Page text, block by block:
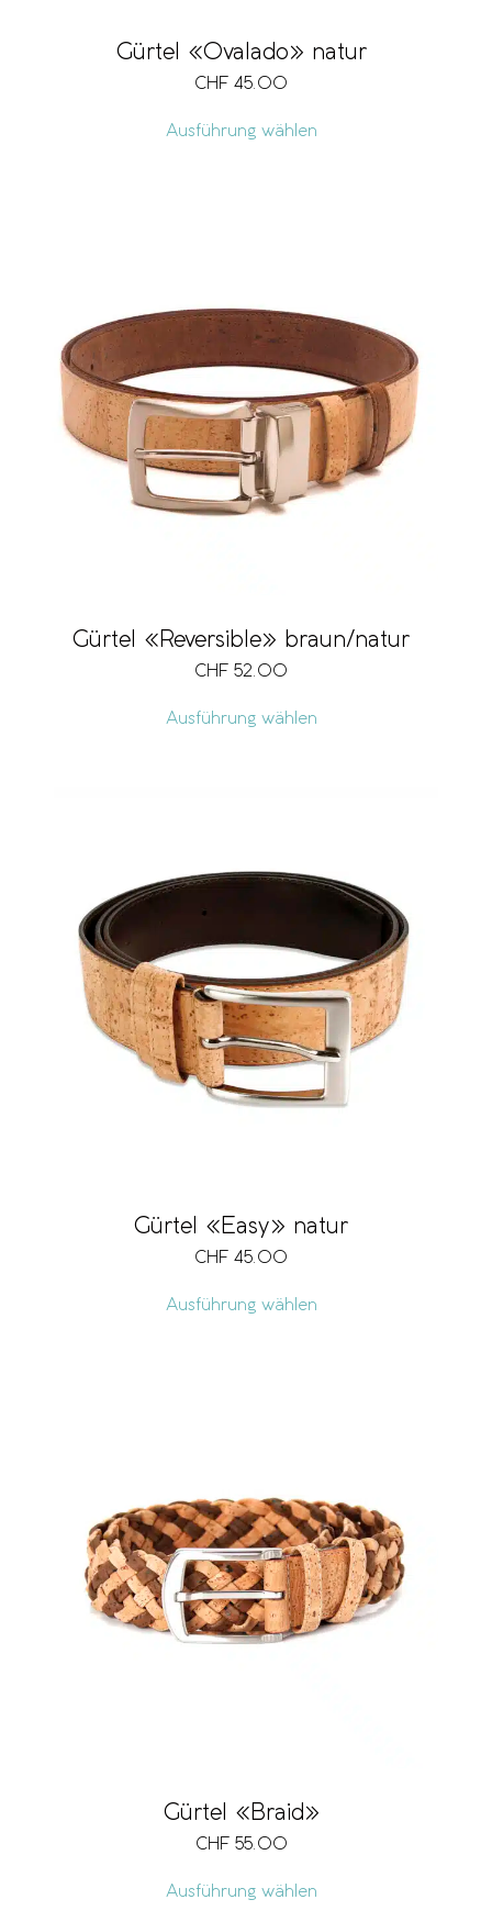
Gürtel «Ovalado» natur
CHF 45.00
Ausführung wählen
Gürtel «Reversible» braun/natur
CHF 52.00
Ausführung wählen
Gürtel «Easy» natur
CHF 45.00
Ausführung wählen
Gürtel «Braid»
CHF 55.00
Ausführung wählen